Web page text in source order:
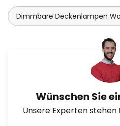
Dimmbare Deckenlampen
Wünschen Sie
Unsere Experten stehen